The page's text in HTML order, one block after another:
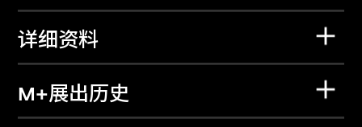
详细资料
M+展出历史